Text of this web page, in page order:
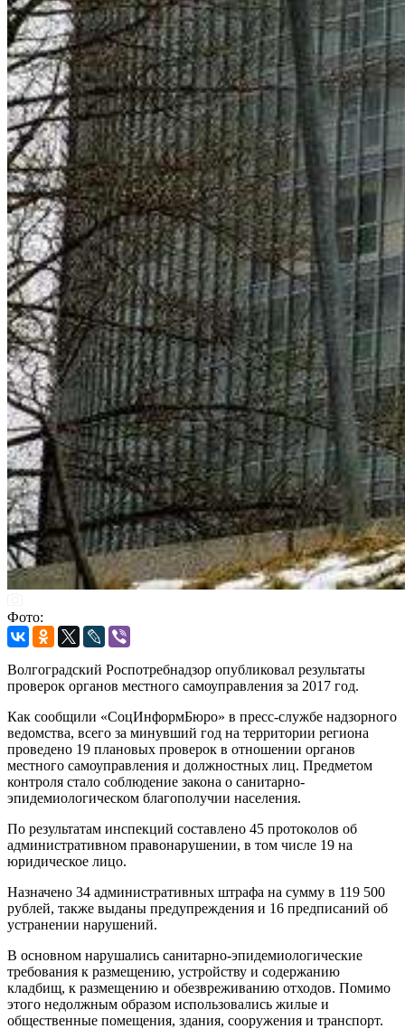
Фото:
Волгоградский Роспотребнадзор опубликовал результаты
проверок органов местного самоуправления за 2017 год.
Как сообщили «СоцИнформБюро» в пресс-службе надзорного
ведомства, всего за минувший год на территории региона
проведено 19 плановых проверок в отношении органов
местного самоуправления и должностных лиц. Предметом
контроля стало соблюдение закона о санитарно-
эпидемиологическом благополучии населения.
По результатам инспекций составлено 45 протоколов об
административном правонарушении, в том числе 19 на
юридическое лицо.
Назначено 34 административных штрафа на сумму в 119 500
рублей, также выданы предупреждения и 16 предписаний об
устранении нарушений.
В основном нарушались санитарно-эпидемиологические
требования к размещению, устройству и содержанию
кладбищ, к размещению и обезвреживанию отходов. Помимо
этого недолжным образом использовались жилые и
общественные помещения, здания, сооружения и транспорт.